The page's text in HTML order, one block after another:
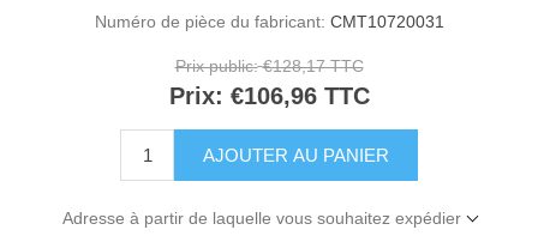
Numéro de pièce du fabricant: CMT10720031
Prix public: €128,17 TTC
Prix: €106,96 TTC
Adresse à partir de laquelle vous souhaitez expédier